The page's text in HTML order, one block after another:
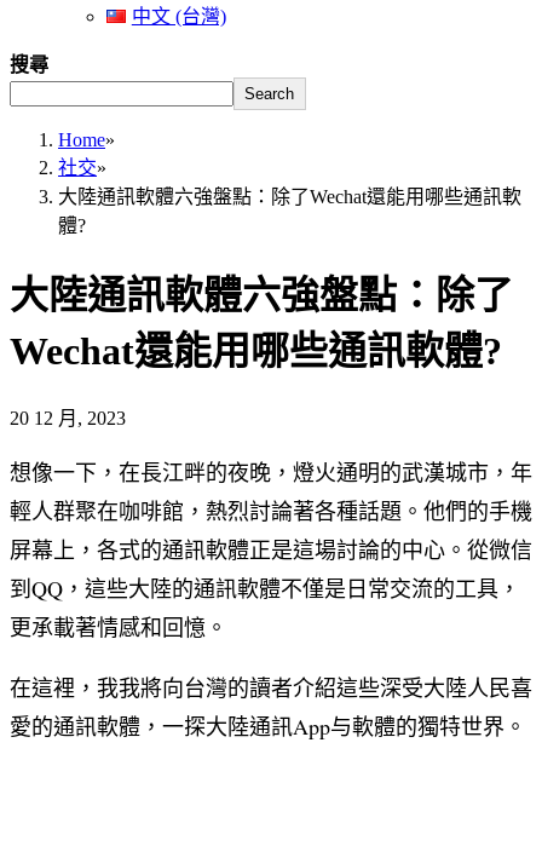
中文 (台灣)
搜尋
Search
Home»
社交»
大陸通訊軟體六強盤點：除了Wechat還能用哪些通訊軟
體?
大陸通訊軟體六強盤點：除了
Wechat還能用哪些通訊軟體?
20 12 月, 2023
想像一下，在長江畔的夜晚，燈火通明的武漢城市，年
輕人群聚在咖啡館，熱烈討論著各種話題。他們的手機
屏幕上，各式的通訊軟體正是這場討論的中心。從微信
到QQ，這些大陸的通訊軟體不僅是日常交流的工具，
更承載著情感和回憶。
在這裡，我我將向台灣的讀者介紹這些深受大陸人民喜
愛的通訊軟體，一探大陸通訊App与軟體的獨特世界。